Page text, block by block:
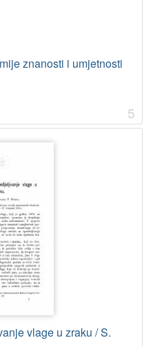
znanosti i umjetnosti
5
vlage u zraku / S.